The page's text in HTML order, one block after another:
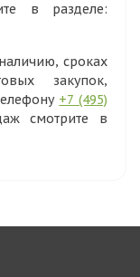
в разделе:
сроках
закупок,
+7 (495)
смотрите в